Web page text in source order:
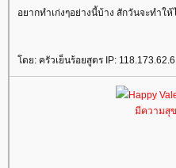
อยากทำเก่งๆอย่างนี้บ้าง สักวันจะทำใ
ดย: ครัวเย็นร้อยสูตร IP:
Happy
มีความสุ